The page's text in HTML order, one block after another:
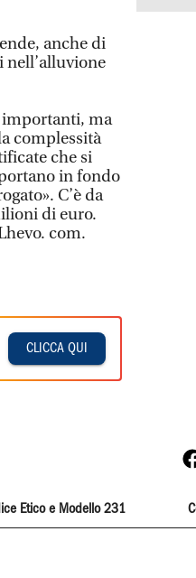
anche di
nell’alluvione
importanti, ma
complessità
che si
in fondo
C’è da
di euro.
com.
CLICCA QUI
Etico e Modello 231